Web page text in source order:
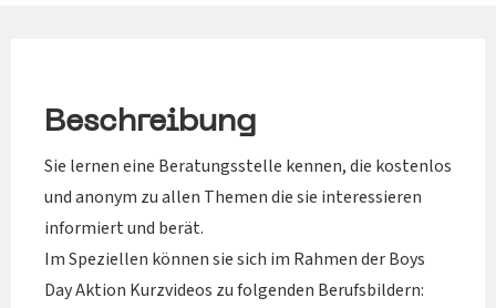
Beschreibung
Sie lernen eine Beratungsstelle kennen, die kostenlos
und anonym zu allen Themen die sie interessieren
informiert und berät.
Im Speziellen können sie sich im Rahmen der Boys
Day Aktion Kurzvideos zu folgenden Berufsbildern: